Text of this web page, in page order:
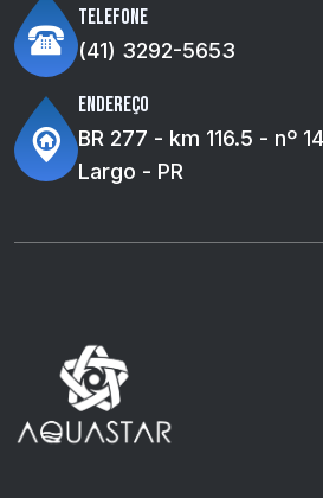
Telefone
(41) 3292-5653
Endereço
BR 277 - km 116.5 - nº
Largo - PR